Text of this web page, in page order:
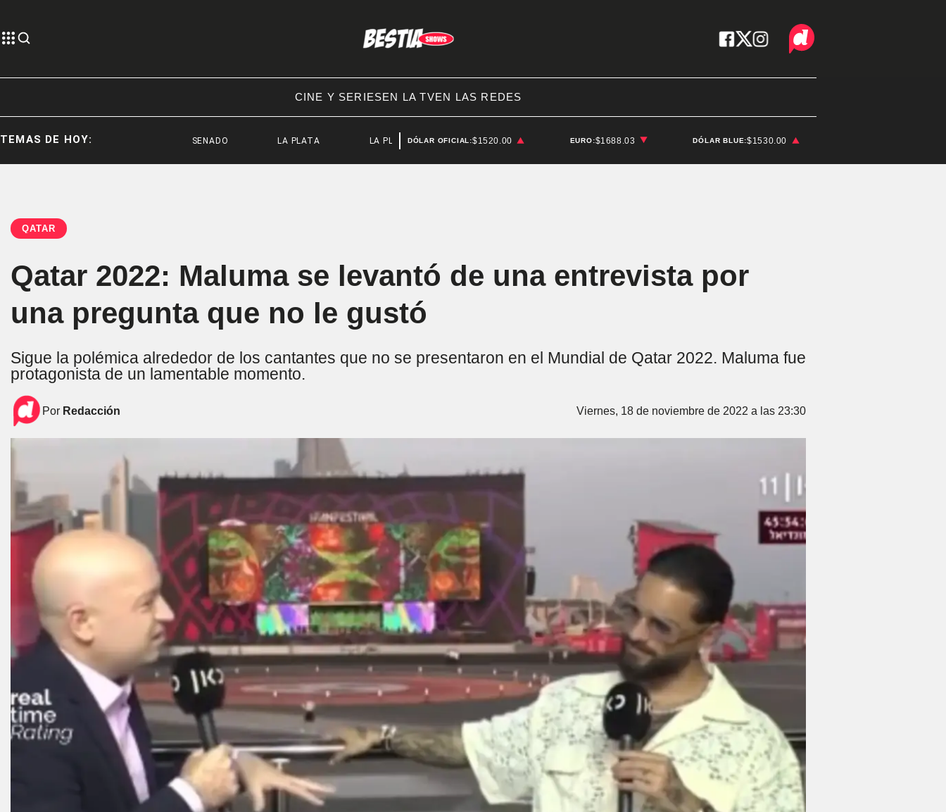
CINE Y SERIESEN LA TVEN LAS REDES
TEMAS DE HOY: LA PLATA LA PLATA DÓLAR OFICIAL:$1520.00 EURO:$1688.03 DÓLAR BLUE:$1530.00
QATAR
Qatar 2022: Maluma se levantó de una entrevista por
una pregunta que no le gustó
Sigue la polémica alrededor de los cantantes que no se presentaron en el Mundial de Qatar 2022. Maluma fue
protagonista de un lamentable momento.
Por Redacción Viernes, 18 de noviembre de 2022 a las 23:30